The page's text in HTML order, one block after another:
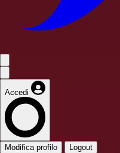
Accedi
Modifica profilo Logout